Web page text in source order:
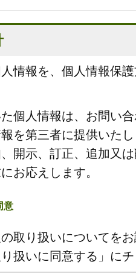
情報を、個人情報保
個人情報は、お問い
を第三者に提供いた
開示、訂正、追加又
お応えします。
意
取り扱いについてを
扱いに同意する」に